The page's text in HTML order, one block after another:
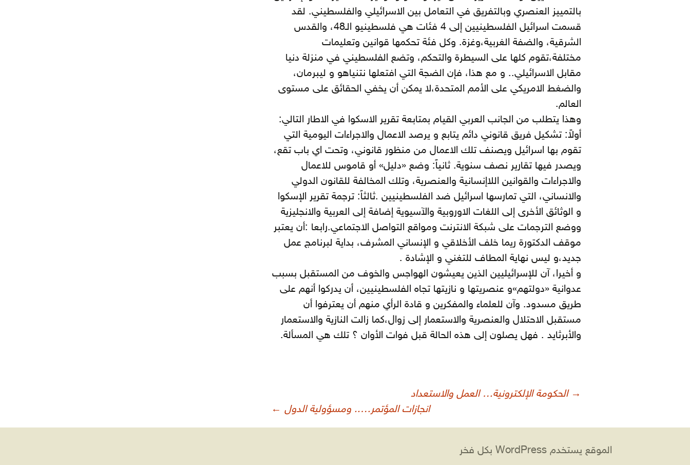
بالتمييز العنصري وبالتفريق في التعامل بين الاسرائيلي والفلسطيني. لقد
قسمت اسرائيل الفلسطينيين إلى 4 فئات هي فلسطينيو الـ48، والقدس
الشرقية، والضفة الغربية،وغزة. وكل فئة تحكمها قوانين وتعليمات
مختلفة،تقوم كلها على السيطرة والتحكم، وتضع الفلسطيني في منزلة دنيا
مقابل الاسرائيلي.. و مع هذا، فإن الضجة التي افتعلها نتنياهو و ليبرمان،
والضغط الامريكي على الأمم المتحدة،لا يمكن أن يخفي الحقائق على مستوى
العالم.
وهذا يتطلب من الجانب العربي القيام بمتابعة تقرير الاسكوا في الاطار التالي:
أولاً: تشكيل فريق قانوني دائم يتابع و يرصد الاعمال والاجراءات اليومية التي
تقوم بها اسرائيل ويصنف تلك الاعمال من منظور قانوني، وتحت اي باب تقع،
ويصدر فيها تقارير نصف سنوية. ثانياً: وضع «دليل» أو قاموس للاعمال
والاجراءات والقوانين اللاإنسانية والعنصرية، وتلك المخالفة للقانون الدولي
والانساني، التي تمارسها اسرائيل ضد الفلسطينيين .ثالثاً: ترجمة تقرير الإسكوا
و الوثائق الأخرى إلى اللغات الاوروبية والآسيوية إضافة إلى العربية والانجليزية
ووضع الترجمات على شبكة الانترنت ومواقع التواصل الاجتماعي.رابعا :أن يعتبر
موقف الدكتورة ريما خلف الأخلاقي و الإنساني المشرف، بداية لبرنامج عمل
جديد،و ليس نهاية المطاف للتغني و الإشادة .
و أخيرا، آن للإسرائيليين الذين يعيشون الهواجس والخوف من المستقبل بسبب
عدوانية «دولتهم»و عنصريتها و نازيتها تجاه الفلسطينيين، أن يدركوا أنهم على
طريق مسدود. وآن للعلماء والمفكرين و قادة الرأي منهم أن يعترفوا أن
مستقبل الاحتلال والعنصرية والاستعمار إلى زوال،كما زالت النازية والاستعمار
والأبرثايد . فهل يصلون إلى هذه الحالة قبل فوات الأوان ؟ تلك هي المسألة.
→ الحكومة الإلكترونية… العمل والاستعداد
انجازات المؤتمر….. ومسؤولية الدول ←
الموقع يستخدم WordPress بكل فخر